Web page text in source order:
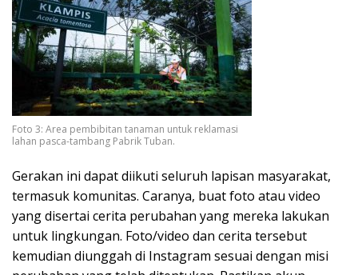
Foto 3: Area pembibitan tanaman untuk reklamasi
lahan pasca-tambang Pabrik Tuban.
Gerakan ini dapat diikuti seluruh lapisan masyarakat,
termasuk komunitas. Caranya, buat foto atau video
yang disertai cerita perubahan yang mereka lakukan
untuk lingkungan. Foto/video dan cerita tersebut
kemudian diunggah di Instagram sesuai dengan misi